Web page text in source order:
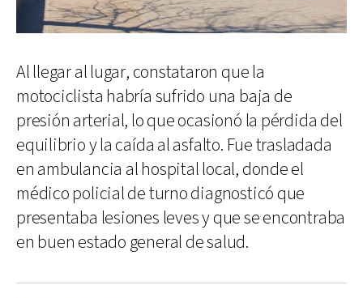
Al llegar al lugar, constataron que la
motociclista habría sufrido una baja de
presión arterial, lo que ocasionó la pérdida del
equilibrio y la caída al asfalto. Fue trasladada
en ambulancia al hospital local, donde el
médico policial de turno diagnosticó que
presentaba lesiones leves y que se encontraba
en buen estado general de salud.